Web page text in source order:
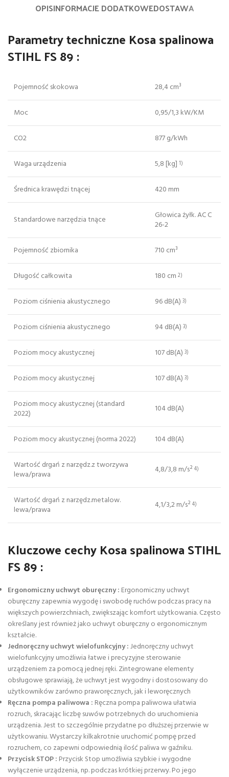
OPISINFORMACJE DODATKOWEDOSTAWA
Parametry techniczne Kosa spalinowa
STIHL FS 89 :
Pojemność skokowa 28,4 cm³
Moc 0,95/1,3 kW/KM
CO2 877 g/kWh
Waga urządzenia 5,8 [kg] 1)
Średnica krawędzi tnącej 420 mm
Standardowe narzędzia tnące
Głowica żyłk. AC C
26-2
Pojemność zbiornika 710 cm³
Długość całkowita 180 cm 2)
Poziom ciśnienia akustycznego 96 dB(A) 3)
Poziom ciśnienia akustycznego 94 dB(A) 3)
Poziom mocy akustycznej 107 dB(A) 3)
Poziom mocy akustycznej 107 dB(A) 3)
Poziom mocy akustycznej (standard
2022)
104 dB(A)
Poziom mocy akustycznej (norma 2022) 104 dB(A)
Wartość drgań z narzędz.z tworzywa
lewa/prawa
4,8/3,8 m/s² 4)
Wartość drgań z narzędz.metalow.
lewa/prawa
4,1/3,2 m/s² 4)
Kluczowe cechy Kosa spalinowa STIHL
FS 89 :
Ergonomiczny uchwyt oburęczny : Ergonomiczny uchwyt
oburęczny zapewnia wygodę i swobodę ruchów podczas pracy na
większych powierzchniach, zwiększając komfort użytkowania. Często
określany jest również jako uchwyt oburęczny o ergonomicznym
kształcie.
Jednoręczny uchwyt wielofunkcyjny :Jednoręczny uchwyt
wielofunkcyjny umożliwia łatwe i precyzyjne sterowanie
urządzeniem za pomocą jednej ręki. Zintegrowane elementy
obsługowe sprawiają, że uchwyt jest wygodny i dostosowany do
użytkowników zarówno praworęcznych, jak i leworęcznych
Ręczna pompa paliwowa : Ręczna pompa paliwowa ułatwia
rozruch, skracając liczbę suwów potrzebnych do uruchomienia
urządzenia. Jest to szczególnie przydatne po dłuższej przerwie w
użytkowaniu. Wystarczy kilkakrotnie uruchomić pompę przed
rozruchem, co zapewni odpowiednią ilość paliwa w gaźniku.
Przycisk STOP : Przycisk Stop umożliwia szybkie i wygodne
wyłączenie urządzenia, np. podczas krótkiej przerwy. Po jego